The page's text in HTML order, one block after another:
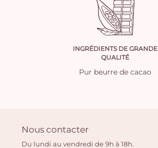
INGRÉDIENTS DE GRANDE
QUALITÉ
Pur beurre de cacao
Nous contacter
Du lundi au vendredi de 9h à 18h.